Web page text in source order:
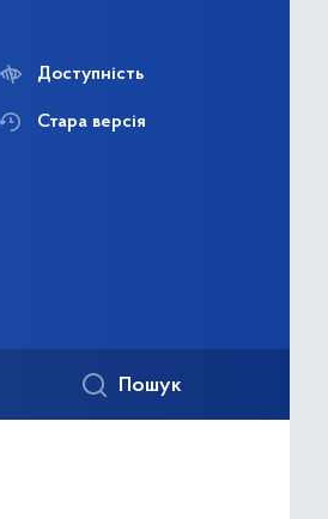
Доступність
Стара версія
Пошук